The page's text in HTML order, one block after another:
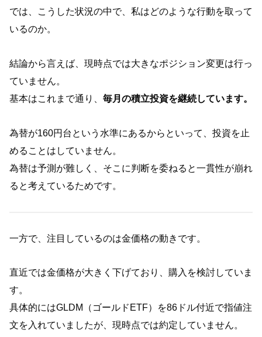
では、こうした状況の中で、私はどのような行動を取って
いるのか。
結論から言えば、現時点では大きなポジション変更は行っ
ていません。
基本はこれまで通り、 毎月の積立投資を継続しています。
為替が160円台という水準にあるからといって、投資を止
めることはしていません。
為替は予測が難しく、そこに判断を委ねると一貫性が崩れ
ると考えているためです。
一方で、注目しているのは金価格の動きです。
直近では金価格が大きく下げており、購入を検討していま
す。
具体的にはGLDM（ゴールドETF）を86ドル付近で指値注
文を入れていましたが、現時点では約定していません。